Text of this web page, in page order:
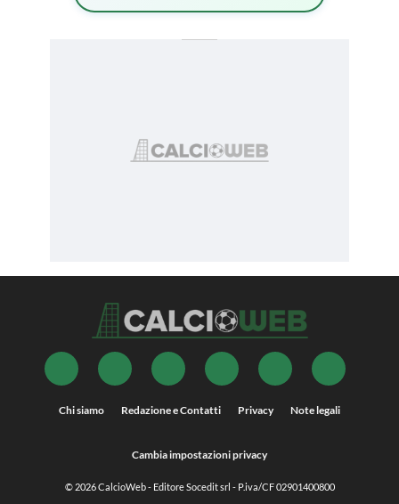
Chi siamo Redazione e Contatti Privacy Note legali
Cambia impostazioni privacy
© 2026CalcioWeb- Editore Socedit srl - P.iva/CF 02901400800